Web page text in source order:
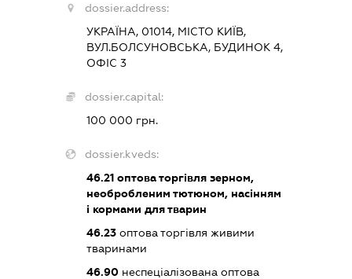
dossier.address:
УКРАЇНА, 01014, МІСТО КИЇВ,
ВУЛ.БОЛСУНОВСЬКА, БУДИНОК 4,
ОФІС 3
dossier.capital:
100 000 грн.
dossier.kveds:
46.21 оптова торгівля зерном,
необробленим тютюном, насінням
і кормами для тварин
46.23 оптова торгівля живими
тваринами
46.90 неспеціалізована оптова